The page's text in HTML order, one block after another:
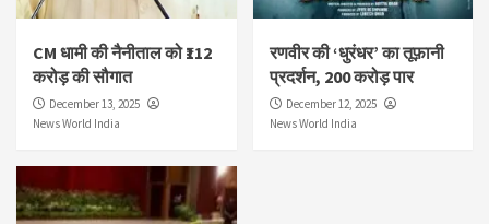
CM धामी की नैनीताल को ₹112
करोड़ की सौगात
December 13, 2025
News World India
रणवीर की ‘धुरंधर’ का तूफ़ानी
प्रदर्शन, 200 करोड़ पार
December 12, 2025
News World India